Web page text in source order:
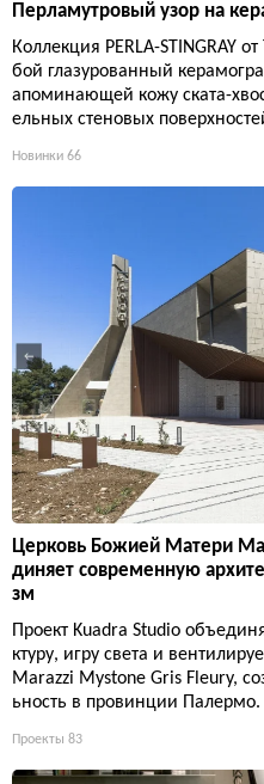
Перламутровый узор на
Коллекция PERLA-STINGRAY
бой глазурованный
апоминающей кожу ската-
ельных стеновых
Новинки 66
Церковь Божией Матери
диняет современную
зм
Проект Kuadra Studio
ктуру, игру света и
Marazzi Mystone Gris Fleury,
ьность в провинции Палермо.
Проекты 83